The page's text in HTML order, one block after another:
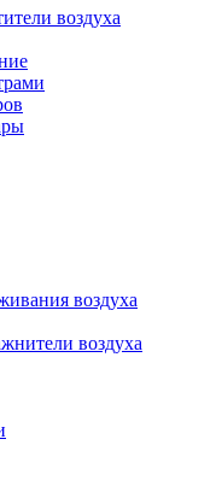
воздуха
воздуха
воздуха